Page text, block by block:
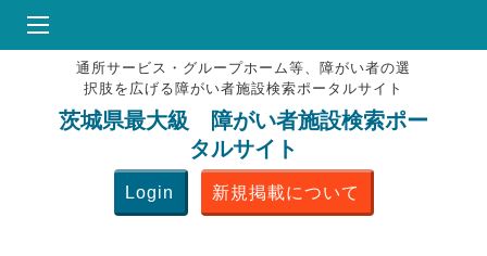
HOME
♥お気にりブックマーク
掲載会員MENU
よくある質問
通所サービス・グループホーム等、障がい者の選
択肢を広げる障がい者施設検索ポータルサイト
茨城県最大級 障がい者施設検索ポー
タルサイト
Login 新規掲載について